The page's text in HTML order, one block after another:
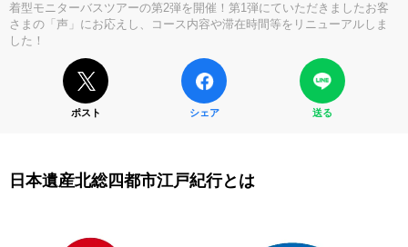
着型モニターバスツアーの第2弾を開催！第1弾にていただきましたお客
さまの「声」にお応えし、コース内容や滞在時間等をリニューアルしま
した！
ポスト シェア 送る
日本遺産北総四都市江戸紀行とは